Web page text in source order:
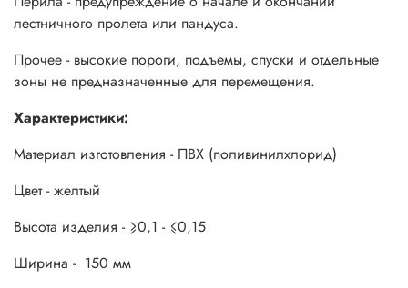
лестничного пролета или пандуса.
Прочее - высокие пороги, подъемы, спуски и отдельные
зоны не предназначенные для перемещения.
Характеристики:
Материал изготовления - ПВХ (поливинилхлорид)
Цвет - желтый
Высота изделия - ⩾0,1 - ⩽0,15
Ширина - 150 мм